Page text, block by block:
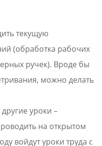
текущую
(обработка рабочих
ручек). Вроде бы
можно делать
уроки –
на открытом
войдут уроки труда с